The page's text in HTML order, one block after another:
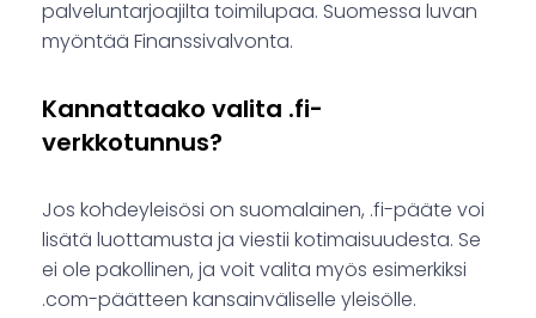
palveluntarjoajilta toimilupaa. Suomessa luvan
myöntää Finanssivalvonta.
Kannattaako valita .fi-
verkkotunnus?
Jos kohdeyleisösi on suomalainen, .fi-pääte voi
lisätä luottamusta ja viestii kotimaisuudesta. Se
ei ole pakollinen, ja voit valita myös esimerkiksi
.com-päätteen kansainväliselle yleisölle.